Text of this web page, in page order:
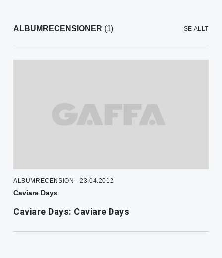
ALBUMRECENSIONER (1) SE ALLT
ALBUMRECENSION - 23.04.2012
Caviare Days
Caviare Days: Caviare Days